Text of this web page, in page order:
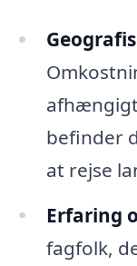
befinder
at rejse
Erfaring
fagfolk,